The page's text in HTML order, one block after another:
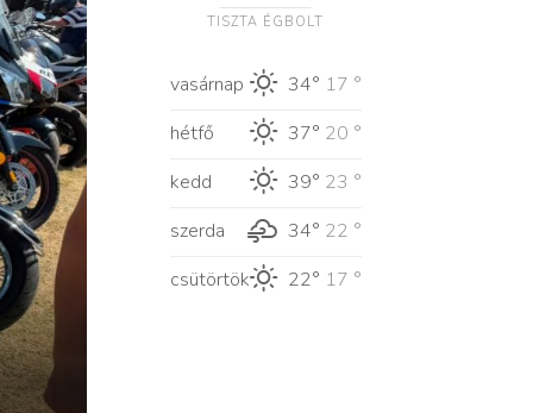
TISZTA ÉGBOLT
vasárnap 34° 17 °
hétfő
37° 20 °
kedd
39° 23 °
szerda
34° 22 °
csütörtök
22° 17 °